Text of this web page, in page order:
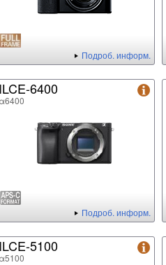
Подроб. информ.
ILCE-6400
α6400
Подроб. информ.
ILCE-5100
α5100